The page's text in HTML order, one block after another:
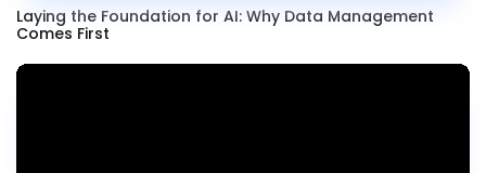
Laying the Foundation for AI: Why Data Management
Comes First